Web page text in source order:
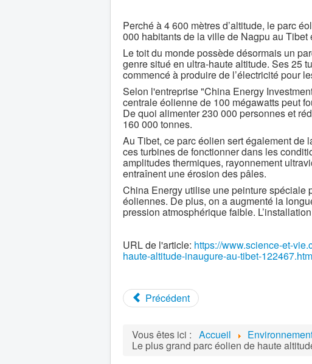
Perché à 4 600 mètres d’altitude, le parc
000 habitants de la ville de Nagpu au
Le toit du monde possède désormais un
genre situé en ultra-haute altitude. Ses 25
commencé à produire de l’électricité pour
Selon l'entreprise "China Energy
centrale éolienne de 100 mégawatts peut
De quoi alimenter 230 000 personnes et
160 000 tonnes.
Au Tibet, ce parc éolien sert également de
ces turbines de fonctionner dans les
amplitudes thermiques, rayonnement
entraînent une érosion des pâles.
China Energy utilise une peinture spéciale
éoliennes. De plus, on a augmenté la
pression atmosphérique faible.
URL de l'article: https://www.science-et-
haute-altitude-inaugure-au-tibet-
Précédent
Vous êtes ici : Accueil
Le plus grand parc éolien de haute